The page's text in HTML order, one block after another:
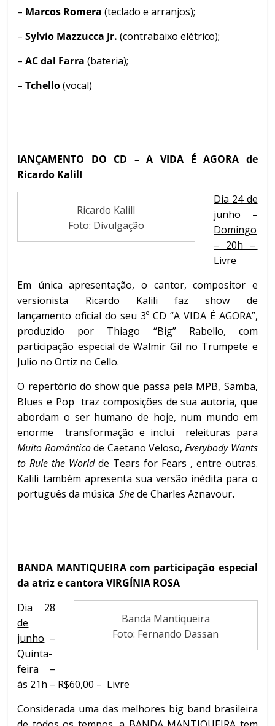
– Marcos Romera (teclado e arranjos);
–Sylvio Mazzucca Jr. (contrabaixo elétrico);
–AC dal Farra (bateria);
–Tchello(vocal)
lANÇAMENTO DO CD – A VIDA É AGORA de
Ricardo KalilI
Ricardo KalilI
Foto: Divulgação
Dia 24 de
junho –
Domingo
– 20h –
Livre
Em única apresentação, o cantor, compositor e
versionista Ricardo Kalili faz show de
lançamento oficial do seu 3º CD “A VIDA É AGORA”,
produzido por Thiago “Big” Rabello, com
participação especial de Walmir Gil no Trumpete e
Julio no Ortiz no Cello.
O repertório do show que passa pela MPB, Samba,
Blues e Pop traz composições de sua autoria, que
abordam o ser humano de hoje, num mundo em
enorme transformação e inclui releituras para
Muito Românticode Caetano Veloso,Everybody Wants
to Rule the Worldde Tears for Fears , entre outras.
Kalili também apresenta sua versão inédita para o
português da músicaShede Charles Aznavour.
BANDA MANTIQUEIRA com participação especial
da atriz e cantora VIRGÍNIA ROSA
Banda Mantiqueira
Foto: Fernando Dassan
Dia 28
de
junho –
Quinta-
feira –
às 21h – R$60,00 – Livre
Considerada uma das melhores big band brasileira